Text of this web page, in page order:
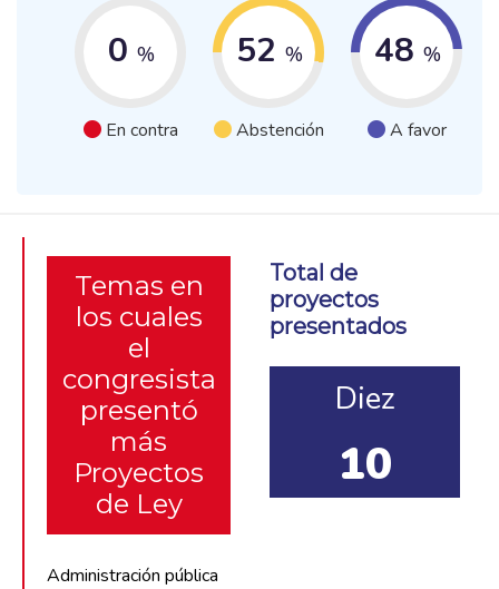
0 %
En contra
52 %
Abstención
48 %
A favor
Temas en
los cuales
el
congresista
presentó
más
Proyectos
de Ley
Administración pública
Total de
proyectos
presentados
Diez
10